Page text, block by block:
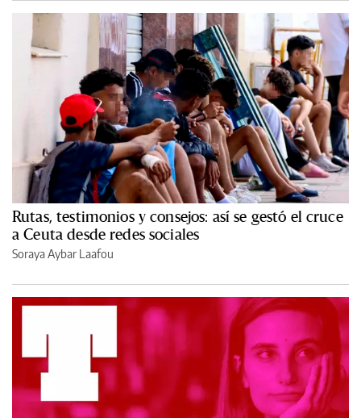
Rutas, testimonios y consejos: así se gestó el cruce
a Ceuta desde redes sociales
Soraya Aybar Laafou